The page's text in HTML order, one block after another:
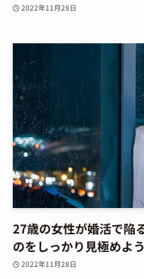
2022年11月28日
27歳の女性が婚活で陥
のをしっかり見極めよう
2022年11月28日